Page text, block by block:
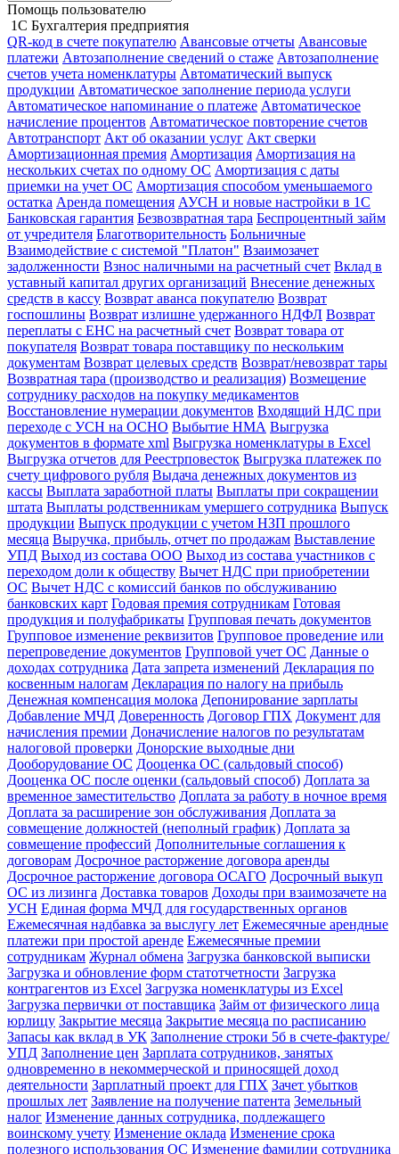
Помощь пользователю
1С Бухгалтерия предприятия
QR-код в счете покупателю Авансовые отчеты Авансовые
платежи Автозаполнение сведений о стаже Автозаполнение
счетов учета номенклатуры Автоматический выпуск
продукции Автоматическое заполнение периода услуги
Автоматическое напоминание о платеже Автоматическое
начисление процентов Автоматическое повторение счетов
Автотранспорт Акт об оказании услуг Акт сверки
Амортизационная премия Амортизация Амортизация на
нескольких счетах по одному ОС Амортизация с даты
приемки на учет ОС Амортизация способом уменьшаемого
остатка Аренда помещения АУСН и новые настройки в 1С
Банковская гарантия Безвозвратная тара Беспроцентный займ
от учредителя Благотворительность Больничные
Взаимодействие с системой "Платон" Взаимозачет
задолженности Взнос наличными на расчетный счет Вклад в
уставный капитал других организаций Внесение денежных
средств в кассу Возврат аванса покупателю Возврат
госпошлины Возврат излишне удержанного НДФЛ Возврат
переплаты с ЕНС на расчетный счет Возврат товара от
покупателя Возврат товара поставщику по нескольким
документам Возврат целевых средств Возврат/невозврат тары
Возвратная тара (производство и реализация) Возмещение
сотруднику расходов на покупку медикаментов
Восстановление нумерации документов Входящий НДС при
переходе с УСН на ОСНО Выбытие НМА Выгрузка
документов в формате xml Выгрузка номенклатуры в Excel
Выгрузка отчетов для Реестрповесток Выгрузка платежек по
счету цифрового рубля Выдача денежных документов из
кассы Выплата заработной платы Выплаты при сокращении
штата Выплаты родственникам умершего сотрудника Выпуск
продукции Выпуск продукции с учетом НЗП прошлого
месяца Выручка, прибыль, отчет по продажам Выставление
УПД Выход из состава ООО Выход из состава участников с
переходом доли к обществу Вычет НДС при приобретении
ОС Вычет НДС с комиссий банков по обслуживанию
банковских карт Годовая премия сотрудникам Готовая
продукция и полуфабрикаты Групповая печать документов
Групповое изменение реквизитов Групповое проведение или
перепроведение документов Групповой учет ОС Данные о
доходах сотрудника Дата запрета изменений Декларация по
косвенным налогам Декларация по налогу на прибыль
Денежная компенсация молока Депонирование зарплаты
Добавление МЧД Доверенность Договор ГПХ Документ для
начисления премии Доначисление налогов по результатам
налоговой проверки Донорские выходные дни
Дооборудование ОС Дооценка ОС (сальдовый способ)
Дооценка ОС после оценки (сальдовый способ) Доплата за
временное заместительство Доплата за работу в ночное время
Доплата за расширение зон обслуживания Доплата за
совмещение должностей (неполный график) Доплата за
совмещение профессий Дополнительные соглашения к
договорам Досрочное расторжение договора аренды
Досрочное расторжение договора ОСАГО Досрочный выкуп
ОС из лизинга Доставка товаров Доходы при взаимозачете на
УСН Единая форма МЧД для государственных органов
Ежемесячная надбавка за выслугу лет Ежемесячные арендные
платежи при простой аренде Ежемесячные премии
сотрудникам Журнал обмена Загрузка банковской выписки
Загрузка и обновление форм статотчетности Загрузка
контрагентов из Excel Загрузка номенклатуры из Excel
Загрузка первички от поставщика Займ от физического лица
юрлицу Закрытие месяца Закрытие месяца по расписанию
Запасы как вклад в УК Заполнение строки 5б в счете-фактуре/
УПД Заполнение цен Зарплата сотрудников, занятых
одновременно в некоммерческой и приносящей доход
деятельности Зарплатный проект для ГПХ Зачет убытков
прошлых лет Заявление на получение патента Земельный
налог Изменение данных сотрудника, подлежащего
воинскому учету Изменение оклада Изменение срока
полезного использования ОС Изменение фамилии сотрудника